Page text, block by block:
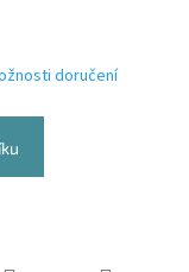
doručení